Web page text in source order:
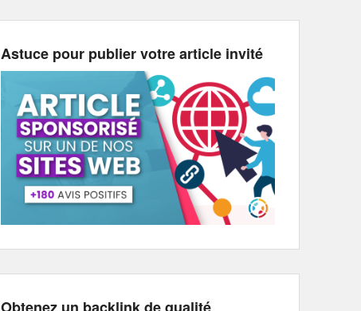
Astuce pour publier votre article invité